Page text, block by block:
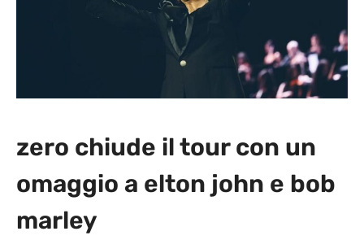
zero chiude il tour con un
omaggio a elton john e bob
marley